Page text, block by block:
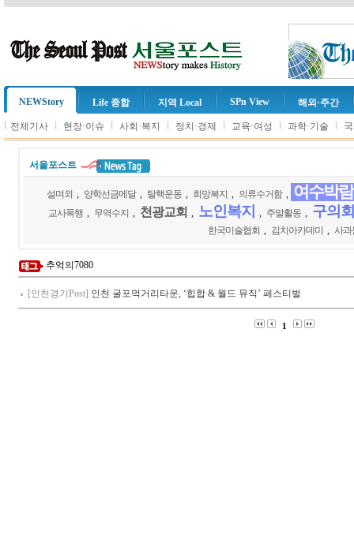
NEWStory Life 종합 지역 Local SPn View 해외·주간
l 전체기사 l 현장·이슈 l 사회·복지 l 정치·경제 l 교육·여성 l 과학·기술 l
서울포스트
설며외 양학선금메달 탈핵운동 희망복지 의류수거함 여수박
교사폭행 무역수지 천광교회 노인복지 주말활동 구의회
한국미술협회 김치아카데미 사과
추억의7080
[인천경기Post] 인천 굴포먹거리타운, ‘힙합 & 월드 뮤직’ 페스티벌
1